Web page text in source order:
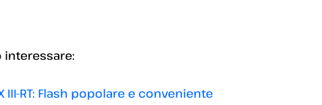
III-RT: Flash popolare e conveniente